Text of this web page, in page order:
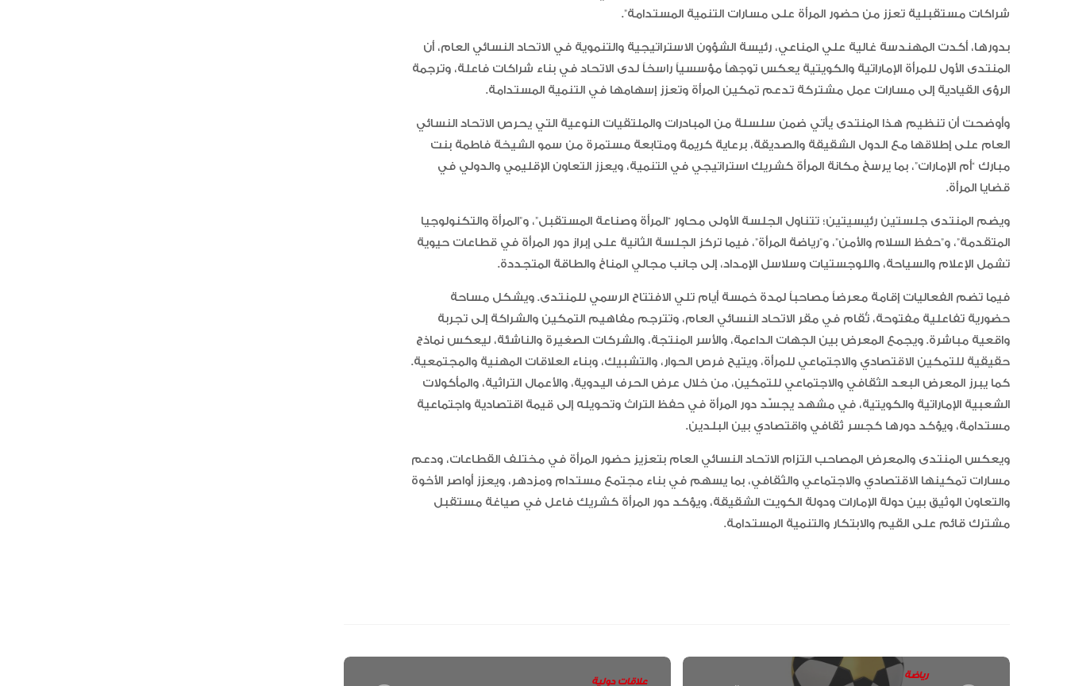
شراكات مستقبلية تعزز من حضور المرأة على مسارات التنمية المستدامة”.
بدورها، أكدت المهندسة غالية علي المناعي، رئيسة الشؤون الاستراتيجية والتنموية في الاتحاد النسائي العام، أن
المنتدى الأول للمرأة الإماراتية والكويتية يعكس توجهاً مؤسسياً راسخاً لدى الاتحاد في بناء شراكات فاعلة، وترجمة
الرؤى القيادية إلى مسارات عمل مشتركة تدعم تمكين المرأة وتعزز إسهامها في التنمية المستدامة.
وأوضحت أن تنظيم هذا المنتدى يأتي ضمن سلسلة من المبادرات والملتقيات النوعية التي يحرص الاتحاد النسائي
العام على إطلاقها مع الدول الشقيقة والصديقة، برعاية كريمة ومتابعة مستمرة من سمو الشيخة فاطمة بنت
مبارك “أم الإمارات”، بما يرسخ مكانة المرأة كشريك استراتيجي في التنمية، ويعزز التعاون الإقليمي والدولي في
قضايا المرأة.
ويضم المنتدى جلستين رئيسيتين؛ تتناول الجلسة الأولى محاور “المرأة وصناعة المستقبل”، و”المرأة والتكنولوجيا
المتقدمة”، و”حفظ السلام والأمن”، و”رياضة المرأة”، فيما تركز الجلسة الثانية على إبراز دور المرأة في قطاعات حيوية
تشمل الإعلام والسياحة، واللوجستيات وسلاسل الإمداد، إلى جانب مجالي المناخ والطاقة المتجددة.
فيما تضم الفعاليات إقامة معرضاً مصاحباً لمدة خمسة أيام تلي الافتتاح الرسمي للمنتدى. ويشكل مساحة
حضورية تفاعلية مفتوحة، تُقام في مقر الاتحاد النسائي العام، وتترجم مفاهيم التمكين والشراكة إلى تجربة
واقعية مباشرة. ويجمع المعرض بين الجهات الداعمة، والأسر المنتجة، والشركات الصغيرة والناشئة، ليعكس نماذج
حقيقية للتمكين الاقتصادي والاجتماعي للمرأة، ويتيح فرص الحوار، والتشبيك، وبناء العلاقات المهنية والمجتمعية.
كما يبرز المعرض البعد الثقافي والاجتماعي للتمكين، من خلال عرض الحرف اليدوية، والأعمال التراثية، والمأكولات
الشعبية الإماراتية والكويتية، في مشهد يجسّد دور المرأة في حفظ التراث وتحويله إلى قيمة اقتصادية واجتماعية
مستدامة، ويؤكد دورها كجسر ثقافي واقتصادي بين البلدين.
ويعكس المنتدى والمعرض المصاحب التزام الاتحاد النسائي العام بتعزيز حضور المرأة في مختلف القطاعات، ودعم
مسارات تمكينها الاقتصادي والاجتماعي والثقافي، بما يسهم في بناء مجتمع مستدام ومزدهر، ويعزز أواصر الأخوة
والتعاون الوثيق بين دولة الإمارات ودولة الكويت الشقيقة، ويؤكد دور المرأة كشريك فاعل في صياغة مستقبل
مشترك قائم على القيم والابتكار والتنمية المستدامة.
علاقات دولية
رياضة